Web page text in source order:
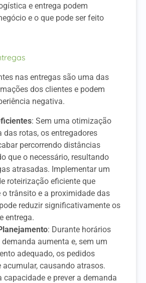
e entrega podem
e o que pode ser feito
nas entregas são uma das
dos clientes e podem
negativa.
: Sem uma otimização
das rotas, os entregadores
percorrendo distâncias
que o necessário, resultando
atrasadas. Implementar um
roteirização eficiente que
o trânsito e a proximidade das
reduzir significativamente os
entrega.
: Durante horários
demanda aumenta e, sem um
adequado, os pedidos
acumular, causando atrasos.
capacidade e prever a demanda